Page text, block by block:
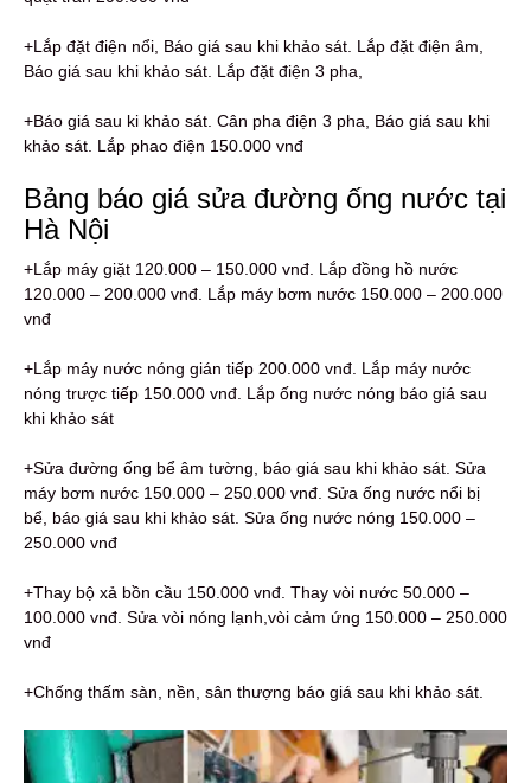
+Lắp đặt điện nổi, Báo giá sau khi khảo sát. Lắp đặt điện âm,
Báo giá sau khi khảo sát. Lắp đặt điện 3 pha,
+Báo giá sau ki khảo sát. Cân pha điện 3 pha, Báo giá sau khi
khảo sát. Lắp phao điện 150.000 vnđ
Bảng báo giá sửa đường ống nước tại
Hà Nội
+Lắp máy giặt 120.000 – 150.000 vnđ. Lắp đồng hồ nước
120.000 – 200.000 vnđ. Lắp máy bơm nước 150.000 – 200.000
vnđ
+Lắp máy nước nóng gián tiếp 200.000 vnđ. Lắp máy nước
nóng trược tiếp 150.000 vnđ. Lắp ống nước nóng báo giá sau
khi khảo sát
+Sửa đường ống bể âm tường, báo giá sau khi khảo sát. Sửa
máy bơm nước 150.000 – 250.000 vnđ. Sửa ống nước nổi bị
bể, báo giá sau khi khảo sát. Sửa ống nước nóng 150.000 –
250.000 vnđ
+Thay bộ xả bồn cầu 150.000 vnđ. Thay vòi nước 50.000 –
100.000 vnđ. Sửa vòi nóng lạnh,vòi cảm ứng 150.000 – 250.000
vnđ
+Chống thấm sàn, nền, sân thượng báo giá sau khi khảo sát.